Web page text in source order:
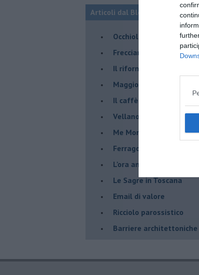
Articoli dal Blog “STORIE
Occhiolino
Frecciarossa Nudità
Il rifornimento
​Maggio è proprio un bel
Il caffè della moka
​Vellano
​Me More
​Ferragosto
​L’ora analogica
​Le Sagre in Toscana
​Email di valore
​Ricciolo parossistico
​Barriere architettoniche